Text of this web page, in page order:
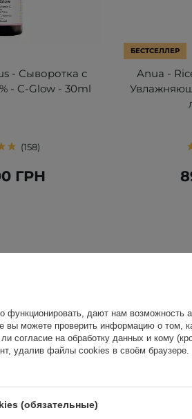
- Сыворотка с
- C-Glow - 30ml
158
ГРН
БЕСТСЕЛЛЕР
Anua -
дают нам возможность
вы можете проверить информацию о том,
согласие на обработку данных и кому
удалив файлы cookies в своём
(обязательные)